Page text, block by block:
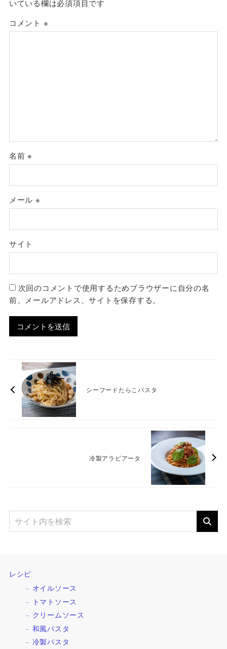
いている欄は必須項目です
コメント ※
名前※
メール ※
サイト
次回のコメントで使用するためブラウザーに自分の名
前、メールアドレス、サイトを保存する。
シーフードたらこパスタ
冷製アラビアータ
レシピ
オイルソース
トマトソース
クリームソース
和風パスタ
冷製パスタ